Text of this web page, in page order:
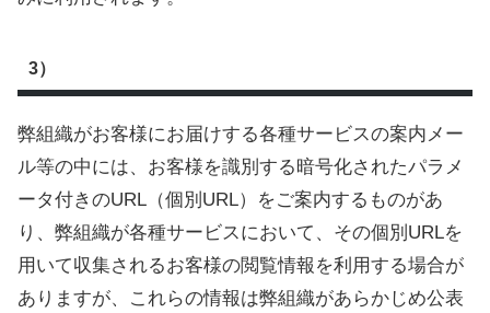
3）
弊組織がお客様にお届けする各種サービスの案内メー
ル等の中には、お客様を識別する暗号化されたパラメ
ータ付きのURL（個別URL）をご案内するものがあ
り、弊組織が各種サービスにおいて、その個別URLを
用いて収集されるお客様の閲覧情報を利用する場合が
ありますが、これらの情報は弊組織があらかじめ公表